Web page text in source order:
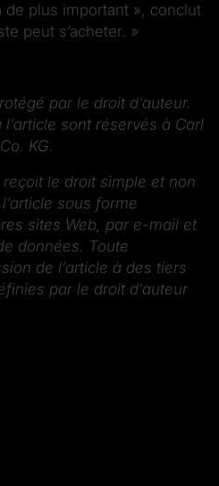
de plus important », conclut
peut s’acheter. »
par le droit d’auteur.
sont réservés à Carl
KG.
le droit simple et non
sous forme
sites Web, par e-mail et
données. Toute
de l’article à des tiers
par le droit d’auteur